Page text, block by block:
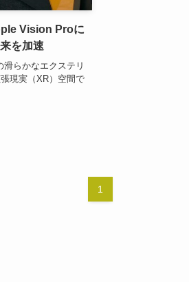
Vision Proに
を加速
らかなエクステリ
現実（XR）空間で
1